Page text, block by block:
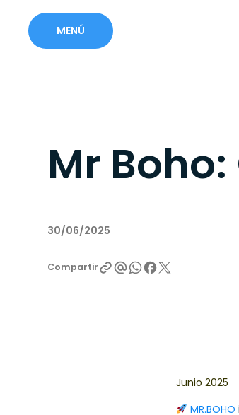
MENÚ
Mr
30/06/2025
Compartir
Junio 2025
MR.BOHO